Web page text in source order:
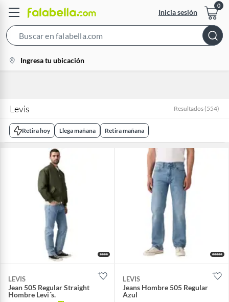
Inicia sesión
Bar
location-
icon
Ingresa tu ubicación
Levis Resultados (554)
Retira hoy Llega mañana Retira mañana
LEVIS
Jean 505 Regular Straight
Hombre Levi´s.
LEVIS
Jeans Hombre 505 Regular
Azul